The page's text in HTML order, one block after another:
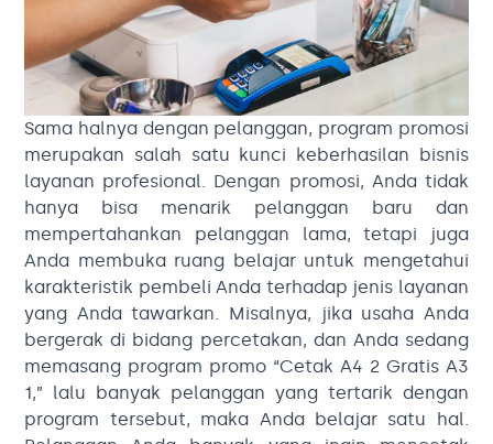
Sama halnya dengan pelanggan, program promosi
merupakan salah satu kunci keberhasilan bisnis
layanan profesional. Dengan promosi, Anda tidak
hanya bisa menarik pelanggan baru dan
mempertahankan pelanggan lama, tetapi juga
Anda membuka ruang belajar untuk mengetahui
karakteristik pembeli Anda terhadap jenis layanan
yang Anda tawarkan. Misalnya, jika usaha Anda
bergerak di bidang percetakan, dan Anda sedang
memasang program promo “Cetak A4 2 Gratis A3
1,” lalu banyak pelanggan yang tertarik dengan
program tersebut, maka Anda belajar satu hal.